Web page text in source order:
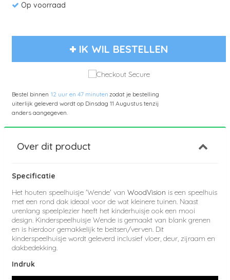
Op voorraad
IK WIL BESTELLEN
Bestel binnen 12 uur en 47 minutenzodat je bestelling
uiterlijk geleverd wordt op Dinsdag 11 Augustus tenzij
anders aangegeven.
Over dit product
Specificatie
Het houten speelhuisje 'Wende' van WoodVision is een speelhuis
met een rond dak ideaal voor de wat kleinere tuinen. Naast
urenlang speelplezier heeft het kinderhuisje ook een mooi
design. Kinderspeelhuisje Wende is gemaakt van blank grenen
en is hierdoor gemakkelijk te beitsen/verven. Dit
kinderspeelhuisje wordt geleverd inclusief vloer, deur, zijraam en
dakbedekking.
Indruk